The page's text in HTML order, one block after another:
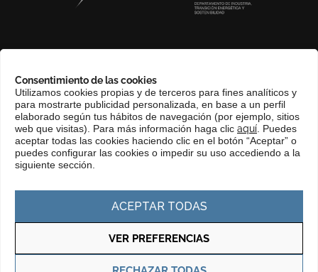
Consentimiento de las cookies
Utilizamos cookies propias y de terceros para fines analíticos y
para mostrarte publicidad personalizada, en base a un perfil
elaborado según tus hábitos de navegación (por ejemplo, sitios
web que visitas). Para más información haga clic aquí . Puedes
aceptar todas las cookies haciendo clic en el botón “Aceptar” o
puedes configurar las cookies o impedir su uso accediendo a la
siguiente sección.
ACEPTAR TODAS
VER PREFERENCIAS
COMPLIANCE CHANNEL
CONTACTO
EUSKERA
PERFIL DEL CONTRATANTE
Política de privacidad Política de cookies